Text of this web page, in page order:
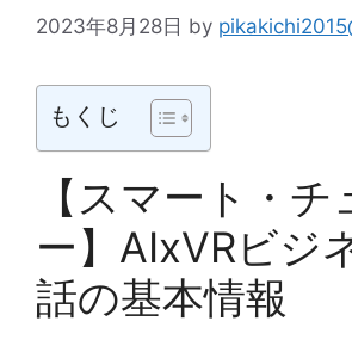
2023年8月28日 by
もくじ
【スマート・チ
ー】AIxVRビジ
話の基本情報